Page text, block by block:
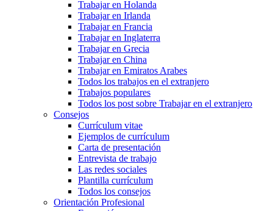
Trabajar en Holanda
Trabajar en Irlanda
Trabajar en Francia
Trabajar en Inglaterra
Trabajar en Grecia
Trabajar en China
Trabajar en Emiratos Arabes
Todos los trabajos en el extranjero
Trabajos populares
Todos los post sobre Trabajar en el extranjero
Consejos
Currículum vitae
Ejemplos de currículum
Carta de presentación
Entrevista de trabajo
Las redes sociales
Plantilla currículum
Todos los consejos
Orientación Profesional